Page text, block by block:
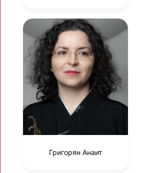
Григорян Анаит